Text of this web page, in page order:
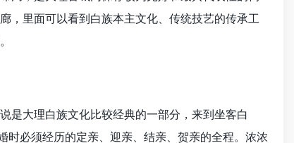
，里面可以看到白族本主文化、传统技艺的传承工
大理白族文化比较经典的一部分，来到坐客白
时必须经历的定亲、迎亲、结亲、贺亲的全程。浓浓